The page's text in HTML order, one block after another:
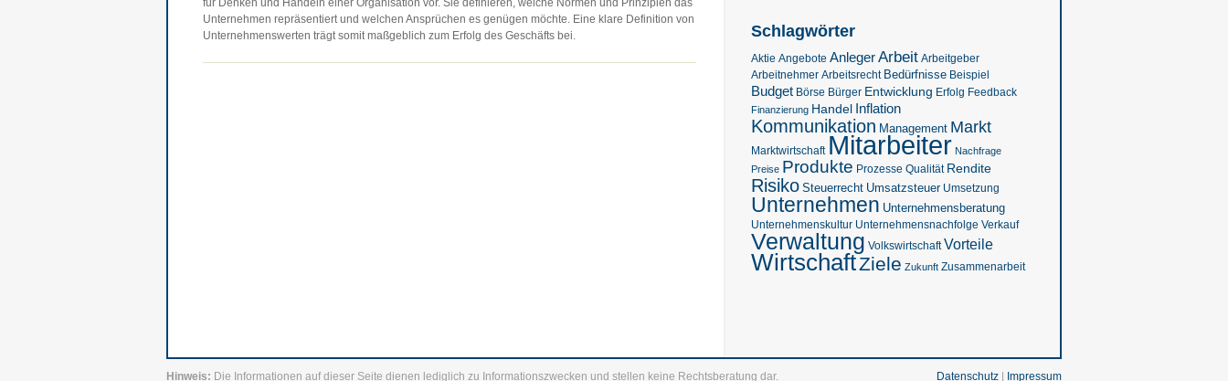
für Denken und Handeln einer Organisation vor. Sie definieren, welche Normen und Prinzipien das
Unternehmen repräsentiert und welchen Ansprüchen es genügen möchte. Eine klare Definition von
Unternehmenswerten trägt somit maßgeblich zum Erfolg des Geschäfts bei.
Schlagwörter
Aktie Angebote AnlegerArbeit Arbeitgeber
Arbeitnehmer Arbeitsrecht Bedürfnisse Beispiel
Budget Börse Bürger Entwicklung Erfolg Feedback
Finanzierung Handel Inflation
Kommunikation Management Markt
Marktwirtschaft Mitarbeiter Nachfrage
Preise Produkte Prozesse Qualität Rendite
Risiko Steuerrecht Umsatzsteuer Umsetzung
Unternehmen Unternehmensberatung
Unternehmenskultur Unternehmensnachfolge Verkauf
Verwaltung Volkswirtschaft Vorteile
WirtschaftZiele Zukunft Zusammenarbeit
Hinweis: Die Informationen auf dieser Seite dienen lediglich zu Informationszwecken und stellen keine Rechtsberatung dar. Datenschutz | Impressum